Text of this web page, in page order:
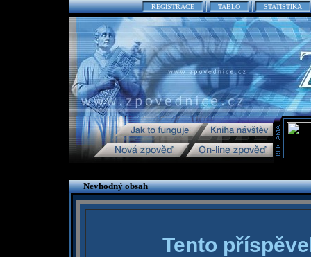
REGISTRACE TABLO STATISTIKA
Nevhodný obsah
Tento